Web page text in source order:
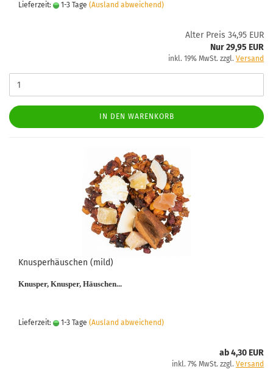
Lieferzeit: 1-3 Tage (Ausland abweichend)
Alter Preis 34,95 EUR
Nur 29,95 EUR
inkl. 19% MwSt. zzgl. Versand
IN DEN WARENKORB
Knusperhäuschen (mild)
Knusper, Knusper, Häuschen...
Lieferzeit: 1-3 Tage (Ausland abweichend)
ab 4,30 EUR
inkl. 7% MwSt. zzgl. Versand